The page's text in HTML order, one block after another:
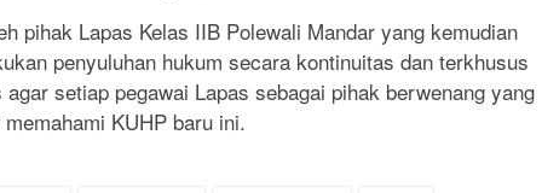
pihak Lapas Kelas IIB Polewali Mandar yang kemudian
penyuluhan hukum secara kontinuitas dan terkhusus
setiap pegawai Lapas sebagai pihak berwenang yang
KUHP baru ini.